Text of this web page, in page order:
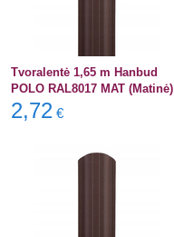
Tvoralentė 1,65 m Hanbud
POLO RAL8017 MAT (Matinė)
2,72 €